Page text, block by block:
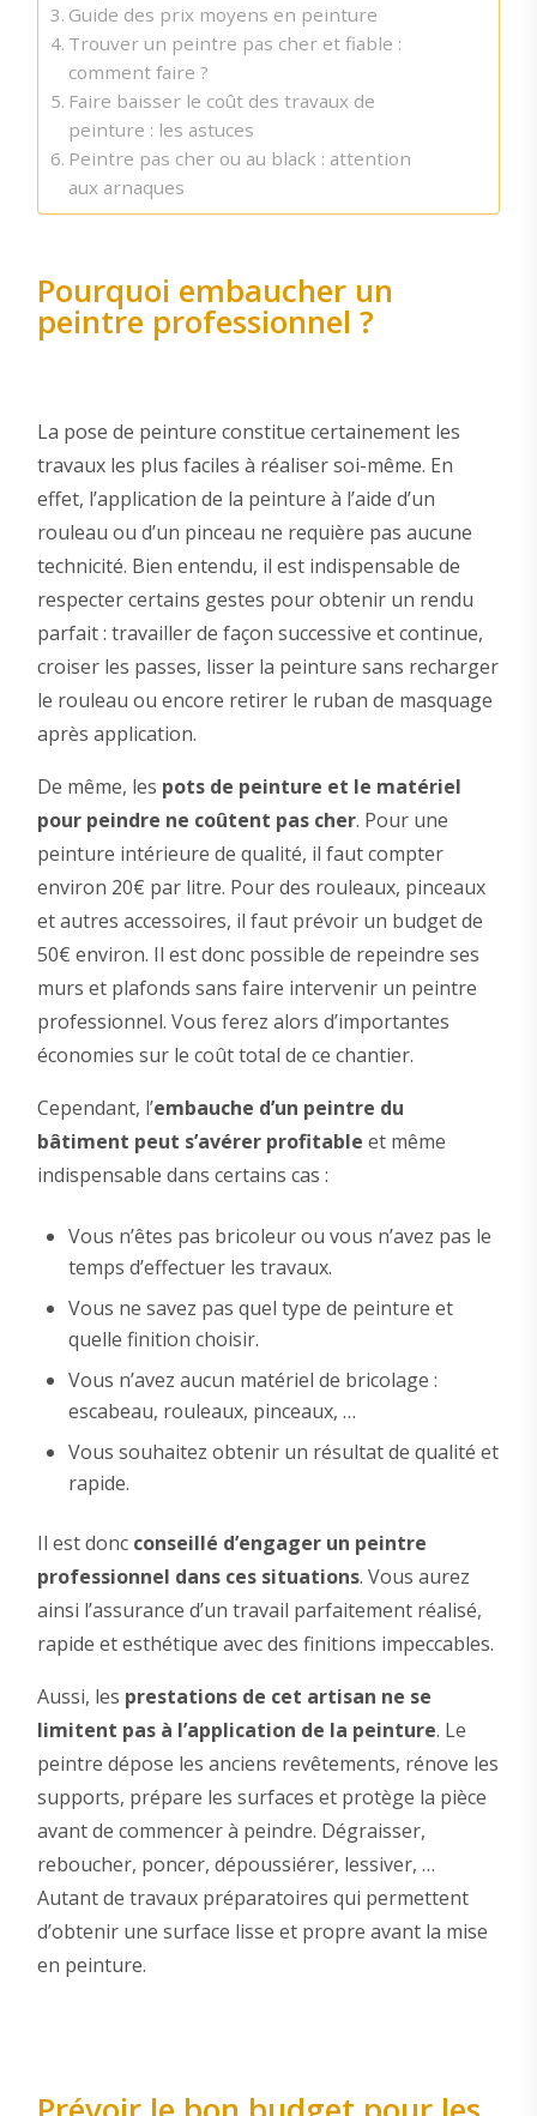
Guide des prix moyens en peinture
Trouver un peintre pas cher et fiable :
comment faire ?
Faire baisser le coût des travaux de
peinture : les astuces
Peintre pas cher ou au black : attention
aux arnaques
Pourquoi embaucher un
peintre professionnel ?
La pose de peinture constitue certainement les
travaux les plus faciles à réaliser soi-même. En
effet, l’application de la peinture à l’aide d’un
rouleau ou d’un pinceau ne requière pas aucune
technicité. Bien entendu, il est indispensable de
respecter certains gestes pour obtenir un rendu
parfait : travailler de façon successive et continue,
croiser les passes, lisser la peinture sans recharger
le rouleau ou encore retirer le ruban de masquage
après application.
De même, les pots de peinture et le matériel
pour peindre ne coûtent pas cher. Pour une
peinture intérieure de qualité, il faut compter
environ 20€ par litre. Pour des rouleaux, pinceaux
et autres accessoires, il faut prévoir un budget de
50€ environ. Il est donc possible de repeindre ses
murs et plafonds sans faire intervenir un peintre
professionnel. Vous ferez alors d’importantes
économies sur le coût total de ce chantier.
Cependant, l’embauche d’un peintre du
bâtiment peut s’avérer profitable et même
indispensable dans certains cas :
Vous n’êtes pas bricoleur ou vous n’avez pas le
temps d’effectuer les travaux.
Vous ne savez pas quel type de peinture et
quelle finition choisir.
Vous n’avez aucun matériel de bricolage :
escabeau, rouleaux, pinceaux, …
Vous souhaitez obtenir un résultat de qualité et
rapide.
Il est donc conseillé d’engager un peintre
professionnel dans ces situations. Vous aurez
ainsi l’assurance d’un travail parfaitement réalisé,
rapide et esthétique avec des finitions impeccables.
Aussi, les prestations de cet artisan ne se
limitent pas à l’application de la peinture. Le
peintre dépose les anciens revêtements, rénove les
supports, prépare les surfaces et protège la pièce
avant de commencer à peindre. Dégraisser,
reboucher, poncer, dépoussiérer, lessiver, …
Autant de travaux préparatoires qui permettent
d’obtenir une surface lisse et propre avant la mise
en peinture.